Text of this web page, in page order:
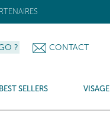
? CONTACT
BEST SELLERS VISAGE